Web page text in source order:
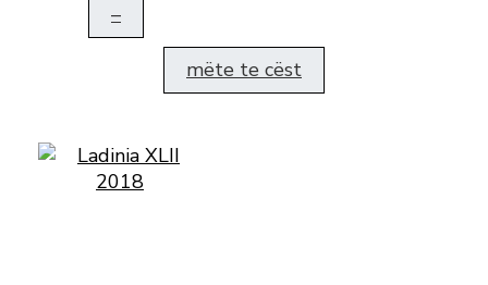
–
mëte te cëst